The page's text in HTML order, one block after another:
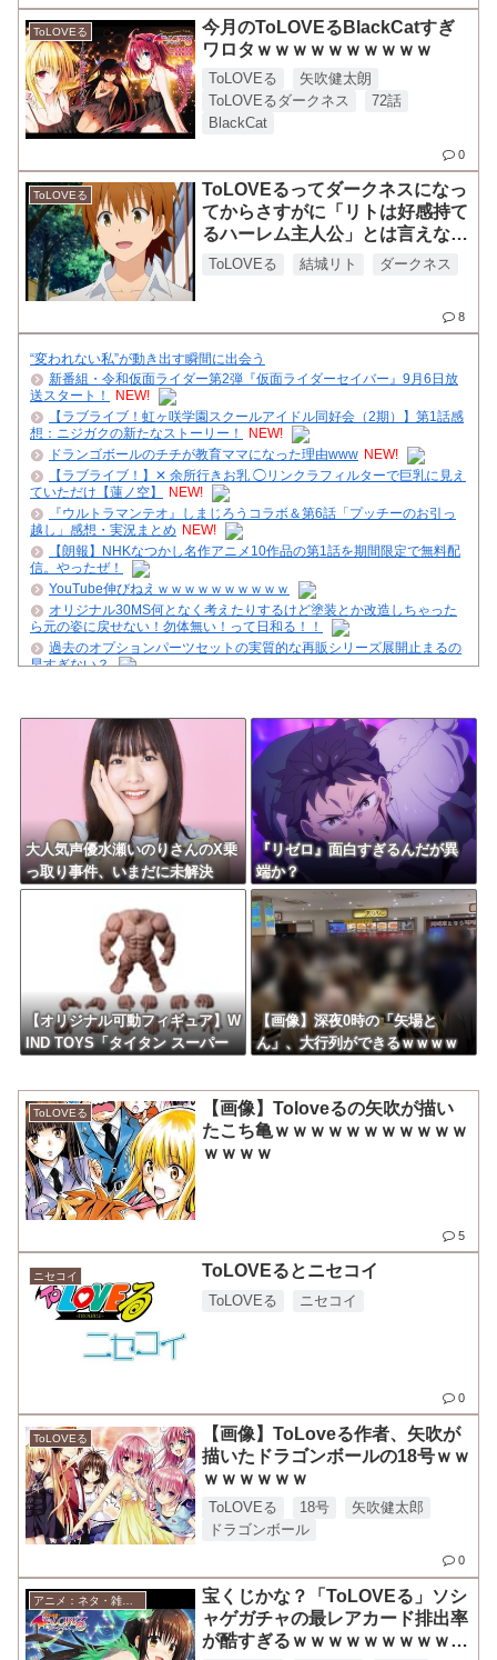
クレバテスⅡ-魔獣の王と偽りの勇者伝承- 第4話 感想：敵を探すより
トアの書を餌に誘き出す作戦！
【ハンターハンター】再登場するかな
Powered by livedoor 相互RSS
ToLOVEる
今月のToLOVEるBlackCatすぎ
ワロタｗｗｗｗｗｗｗｗｗｗ
ToLOVEる
矢吹健太朗
ToLOVEるダークネス
72話
BlackCat
0
ToLOVEる
ToLOVEるってダークネスになっ
てからさすがに「リトは好感持て
るハーレム主人公」とは言えなく
なってきたな
ToLOVEる 結城リト ダークネス
8
“変われない私”が動き出す瞬間に出会う
新番組・令和仮面ライダー第2弾『仮面ライダーセイバー』9月6日放
送スタート！
NEW!
【ラブライブ！虹ヶ咲学園スクールアイドル同好会（2期）】第1話感
想：ニジガクの新たなストーリー！
NEW!
ドランゴボールのチチが教育ママになった理由www NEW!
【ラブライブ！】✕ 余所行きお乳 ◯リンクラフィルターで巨乳に見え
ていただけ【蓮ノ空】
NEW!
『ウルトラマンテオ』しまじろうコラボ＆第6話「プッチーのお引っ
越し」感想・実況まとめ NEW!
【朗報】NHKなつかし名作アニメ10作品の第1話を期間限定で無料配
信。やったぜ！
YouTube伸びねえｗｗｗｗｗｗｗｗｗｗ
オリジナル30MS何となく考えたりするけど塗装とか改造しちゃった
ら元の姿に戻せない！勿体無い！って日和る！！
過去のオプションパーツセットの実質的な再販シリーズ展開止まるの
早すぎない？
【悲報】「HUNTER×HUNTER」のクラピカ、師匠のイズナビに対す
る態度が本当に酷い！！
【熊本地震】株式会社ポケモンが1億円を、ソニーが5000万円を寄
付。熊本への支援続々発表！
クレバテスⅡ-魔獣の王と偽りの勇者伝承- 第4話 感想：敵を探すより
トアの書を餌に誘き出す作戦！
【悲報】グルメ漫画の金字塔『美味しんぼ』、家庭で真似できるレシ
ピがない
Powered by livedoor 相互RSS
大人気声優水瀬いのりさんのX乗
っ取り事件、いまだに未解決
『リゼロ』面白すぎるんだが異
端か？
【オリジナル可動フィギュア】W
IND TOYS「タイタン スーパー
動フィギュア各種【予約開始】
【画像】深夜0時の「矢場と
ん」、大行列ができるｗｗｗｗ
ToLOVEる
【画像】Toloveるの矢吹が描い
たこち亀ｗｗｗｗｗｗｗｗｗｗｗ
ｗｗｗｗ
5
ニセコイ ToLOVEるとニセコイ
ToLOVEる ニセコイ
0
ToLOVEる
【画像】ToLoveる作者、矢吹が
描いたドラゴンボールの18号ｗｗ
ｗｗｗｗｗｗ
ToLOVEる 18号
矢吹健太郎
ドラゴンボール
0
アニメ：ネタ・雑談・ニュース
宝くじかな？「ToLOVEる」ソシ
ャゲガチャの最レアカード排出率
が酷すぎるｗｗｗｗｗｗｗｗｗｗ